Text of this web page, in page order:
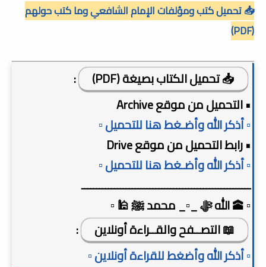
📥 تحميل كتب ومؤلفات الإمام الشافعي وما كتب حولهم
(PDF)
📥 تحميل الكتاب بصيغة (PDF)
:
• التحميل من موقع Archive
▫️ أذكر الله وأضـغط هنا للتحميل ▫️
• رابط التحميل من موقع Drive
▫️ أذكر الله وأضـغط هنا للتحميل ▫️
ـــــــــــــــــــــــــــــــــــــــــــــــــــــــــ
▫️ 🕋 الله ﷻ _▫️_ محمد ﷺ 🕌 ▫️
📖 التصــفح والقــراءة أونلاين
:
▫️ أذكر الله وأضغط للقراءة أونلاين ▫️